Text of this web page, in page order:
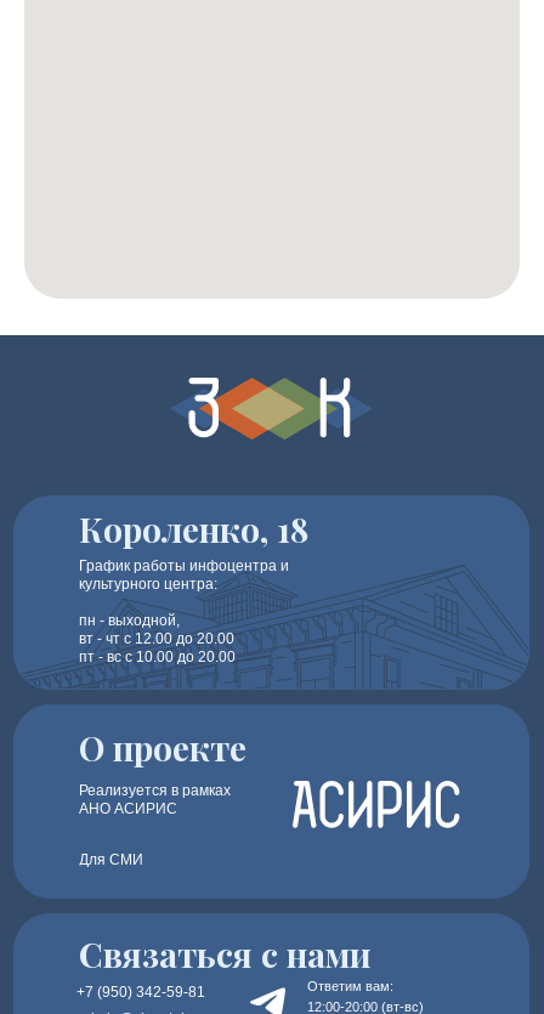
О проекте
Для СМИ
Реализуется в рамках
АНО АСИРИС
Короленко, 18
Связаться с нами
+7 (950) 342-59-81
График работы инфоцентра и
культурного центра:
пн - выходной,
вт - чт с 12.00 до 20.00
пт - вс с 10.00 до 20.00
Ответим вам:
12:00-20:00 (вт-вс)